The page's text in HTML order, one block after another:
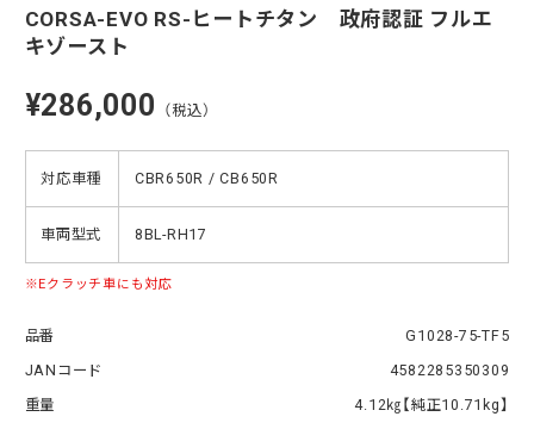
CORSA-EVO RS-ヒートチタン 政府認証 フルエ
キゾースト
¥286,000 （税込）
対応車種 CBR650R / CB650R
車両型式 8BL-RH17
Eクラッチ車にも対応
品番
G1028-75-TF5
JANコード
4582285350309
重量
4.12㎏【純正10.71kg】